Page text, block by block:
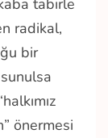
tabirle
radikal,
bir
önermesi